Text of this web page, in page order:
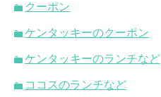
クーポン
ケンタッキーのクーポン
ケンタッキーのランチなど
ココスのランチなど